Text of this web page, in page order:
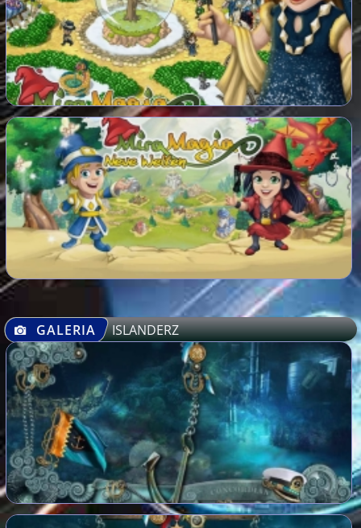
GALERIA ISLANDERZ